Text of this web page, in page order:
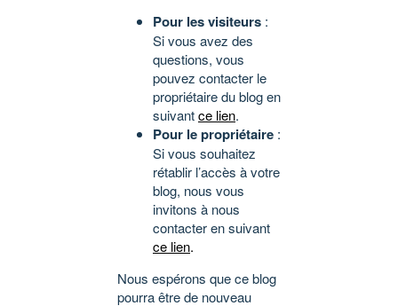
Pour les visiteurs :
Si vous avez des
questions, vous
pouvez contacter le
propriétaire du blog en
suivantce lien.
Pour le propriétaire :
Si vous souhaitez
rétablir l’accès à votre
blog, nous vous
invitons à nous
contacter en suivant
ce lien.
Nous espérons que ce blog
pourra être de nouveau